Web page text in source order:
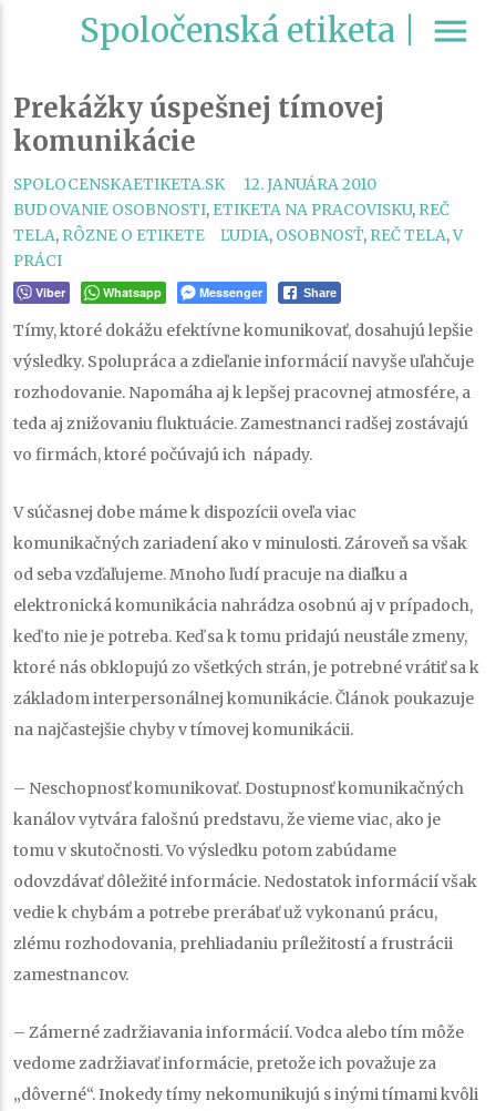
Spoločenská etiketa | menu
Prekážky úspešnej tímovej
komunikácie
SPOLOCENSKAETIKETA.SK 12. JANUÁRA 2010
BUDOVANIE OSOBNOSTI, ETIKETA NA PRACOVISKU, REČ
TELA, RÔZNE O ETIKETE TAGS
ĽUDIA, OSOBNOSŤ, REČ TELA,V
PRÁCI
Viber Whatsapp Messenger Share
Tímy, ktoré dokážu efektívne komunikovať, dosahujú lepšie
výsledky. Spolupráca a zdieľanie informácií navyše uľahčuje
rozhodovanie. Napomáha aj k lepšej pracovnej atmosfére, a
teda aj znižovaniu fluktuácie. Zamestnanci radšej zostávajú
vo firmách, ktoré počúvajú ich nápady.
V súčasnej dobe máme k dispozícii oveľa viac
komunikačných zariadení ako v minulosti. Zároveň sa však
od seba vzďaľujeme. Mnoho ľudí pracuje na diaľku a
elektronická komunikácia nahrádza osobnú aj v prípadoch,
keď to nie je potreba. Keď sa k tomu pridajú neustále zmeny,
ktoré nás obklopujú zo všetkých strán, je potrebné vrátiť sa k
základom interpersonálnej komunikácie. Článok poukazuje
na najčastejšie chyby v tímovej komunikácii.
– Neschopnosť komunikovať.Dostupnosť komunikačných
kanálov vytvára falošnú predstavu, že vieme viac, ako je
tomu v skutočnosti. Vo výsledku potom zabúdame
odovzdávať dôležité informácie. Nedostatok informácií však
vedie k chybám a potrebe prerábať už vykonanú prácu,
zlému rozhodovania, prehliadaniu príležitostí a frustrácii
zamestnancov.
– Zámerné zadržiavania informácií.Vodca alebo tím môže
vedome zadržiavať informácie, pretože ich považuje za
„dôverné“. Inokedy tímy nekomunikujú s inými tímami kvôli